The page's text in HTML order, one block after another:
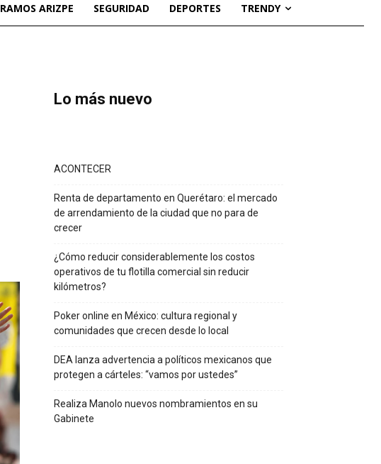
RAMOS ARIZPE SEGURIDAD DEPORTES TRENDY
Lo más nuevo
ACONTECER
Renta de departamento en Querétaro: el mercado
de arrendamiento de la ciudad que no para de
crecer
¿Cómo reducir considerablemente los costos
operativos de tu flotilla comercial sin reducir
kilómetros?
Poker online en México: cultura regional y
comunidades que crecen desde lo local
DEA lanza advertencia a políticos mexicanos que
protegen a cárteles: “vamos por ustedes”
Realiza Manolo nuevos nombramientos en su
Gabinete